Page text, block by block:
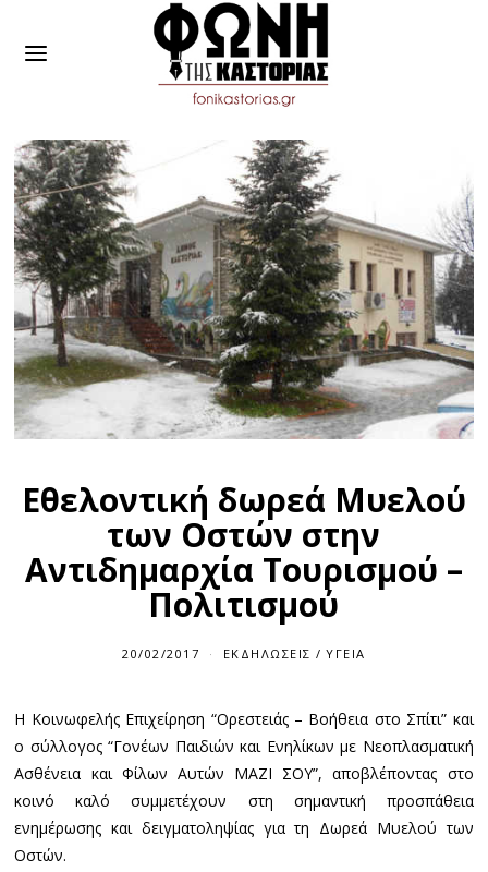
Εθελοντική δωρεά Μυελού
των Οστών στην
Αντιδημαρχία Τουρισμού –
Πολιτισμού
20/02/2017 ΕΚΔΗΛΏΣΕΙΣ / ΥΓΕΊΑ
Η Κοινωφελής Επιχείρηση “Ορεστειάς – Βοήθεια στο Σπίτι” και
ο σύλλογος “Γονέων Παιδιών και Ενηλίκων με Νεοπλασματική
Ασθένεια και Φίλων Αυτών ΜΑΖΙ ΣΟΥ”, αποβλέποντας στο
κοινό καλό συμμετέχουν στη σημαντική προσπάθεια
ενημέρωσης και δειγματοληψίας για τη Δωρεά Μυελού των
Οστών.